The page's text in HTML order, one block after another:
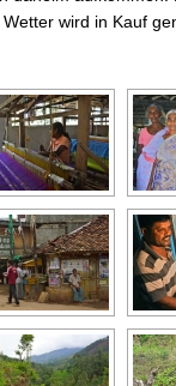
wird in Kauf